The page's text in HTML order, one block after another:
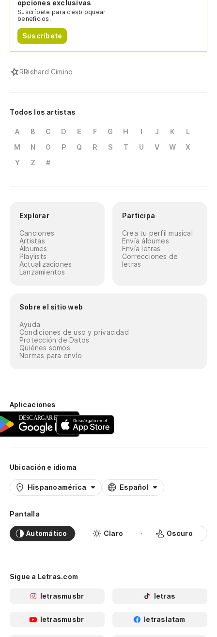
opciones exclusivas
Suscríbete para desbloquear
beneficios.
Suscríbete
RRichard Cimino
Todos los artistas
A B C D E F G H I J K
L
M
N O P Q R S T U V W
X
Y
Z #
Explorar
Canciones
Artistas
Álbumes
Playlists
Actualizaciones
Lanzamientos
Participa
Crea tu perfil musical
Envía álbumes
Envía letras
Correcciones de
letras
Sobre el sitio web
Ayuda
Condiciones de uso y privacidad
Protección de Datos
Quiénes somos
Normas para envío
Aplicaciones
Ubicación e idioma
Hispanoamérica Español
Pantalla
Automático Claro Oscuro
Sigue a Letras.com
letrasmusbr letras
letrasmusbr letraslatam